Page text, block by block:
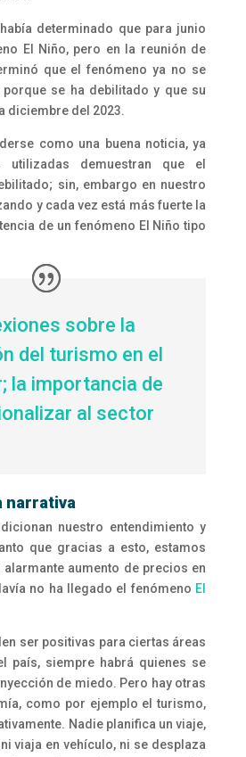
había determinado que para junio
El Niño, pero en la reunión de
que el fenómeno ya no se
se ha debilitado y que su
diciembre del 2023.
como una buena noticia, ya
utilizadas demuestran que el
sin, embargo en nuestro
y cada vez está más fuerte la
de un fenómeno El Niño tipo
sobre la
del turismo en el
la importancia de
al sector
narrativa
nuestro entendimiento y
que gracias a esto, estamos
alarmante aumento de precios en
no ha llegado el fenómeno El
ser positivas para ciertas áreas
país, siempre habrá quienes se
de miedo. Pero hay otras
como por ejemplo el turismo,
Nadie planifica un viaje,
viaja en vehículo, ni se desplaza